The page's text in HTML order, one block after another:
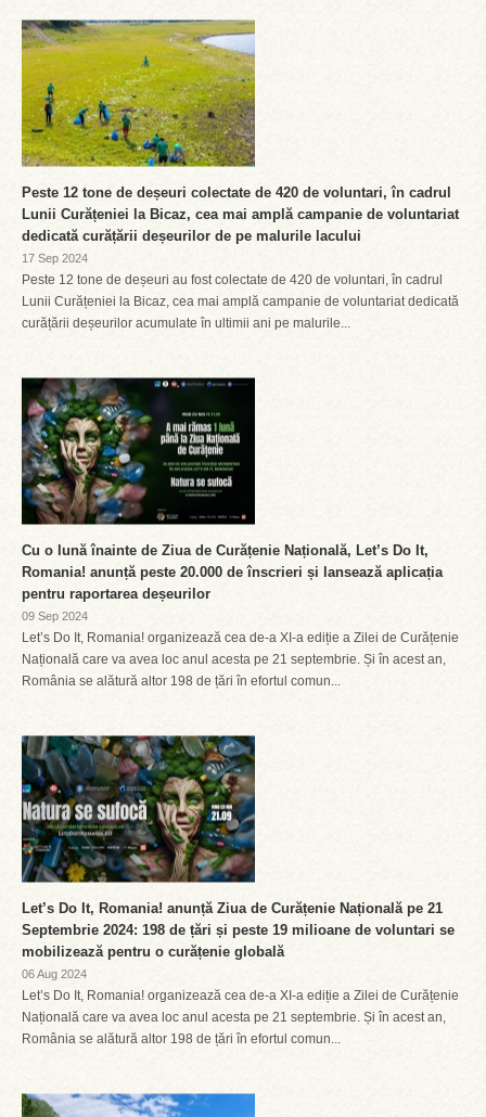
Peste 12 tone de deșeuri colectate de 420 de voluntari, în cadrul
Lunii Curățeniei la Bicaz, cea mai amplă campanie de voluntariat
dedicată curățării deșeurilor de pe malurile lacului
17 Sep 2024
Peste 12 tone de deșeuri au fost colectate de 420 de voluntari, în cadrul
Lunii Curățeniei la Bicaz, cea mai amplă campanie de voluntariat dedicată
curățării deșeurilor acumulate în ultimii ani pe malurile...
Cu o lună înainte de Ziua de Curățenie Națională, Let’s Do It,
Romania! anunță peste 20.000 de înscrieri și lansează aplicația
pentru raportarea deșeurilor
09 Sep 2024
Let’s Do It, Romania! organizează cea de-a XI-a ediție a Zilei de Curățenie
Națională care va avea loc anul acesta pe 21 septembrie. Și în acest an,
România se alătură altor 198 de țări în efortul comun...
Let’s Do It, Romania! anunță Ziua de Curățenie Națională pe 21
Septembrie 2024: 198 de țări și peste 19 milioane de voluntari se
mobilizează pentru o curățenie globală
06 Aug 2024
Let’s Do It, Romania! organizează cea de-a XI-a ediție a Zilei de Curățenie
Națională care va avea loc anul acesta pe 21 septembrie. Și în acest an,
România se alătură altor 198 de țări în efortul comun...